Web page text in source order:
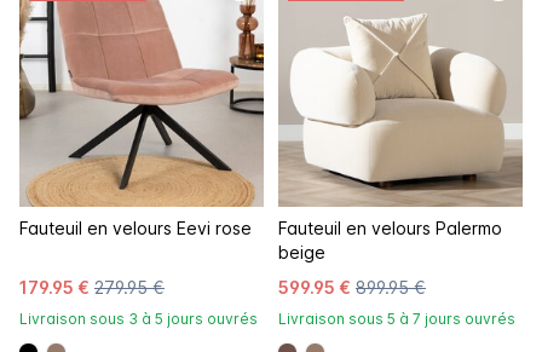
Fauteuil en velours Eevi rose
179.95 € 279.95 €
Livraison sous 3 à 5 jours ouvrés
Fauteuil en velours Palermo
beige
599.95 € 899.95 €
Livraison sous 5 à 7 jours ouvrés